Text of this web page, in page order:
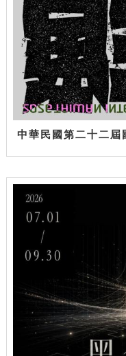
中華民國第二十二屆